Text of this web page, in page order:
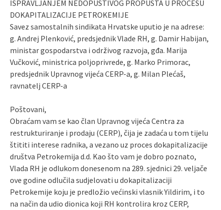
ISPRAVLJANJEM NEDOPUSTIVOG PROPUSTA U PROCESU
DOKAPITALIZACIJE PETROKEMIJE
Savez samostalnih sindikata Hrvatske uputio je na adrese:
g. Andrej Plenković, predsjednik Vlade RH, g. Damir Habijan,
ministar gospodarstva i održivog razvoja, gđa. Marija
Vučković, ministrica poljoprivrede, g. Marko Primorac,
predsjednik Upravnog vijeća CERP-a, g. Milan Plećaš,
ravnatelj CERP-a
Poštovani,
Obraćam vam se kao član Upravnog vijeća Centra za
restrukturiranje i prodaju (CERP), čija je zadaća u tom tijelu
štititi interese radnika, a vezano uz proces dokapitalizacije
društva Petrokemija d.d. Kao što vam je dobro poznato,
Vlada RH je odlukom donesenom na 289. sjednici 29. veljače
ove godine odlučila sudjelovati u dokapitalizaciji
Petrokemije koju je predložio većinski vlasnik Yildirim, i to
na način da udio dionica koji RH kontrolira kroz CERP,